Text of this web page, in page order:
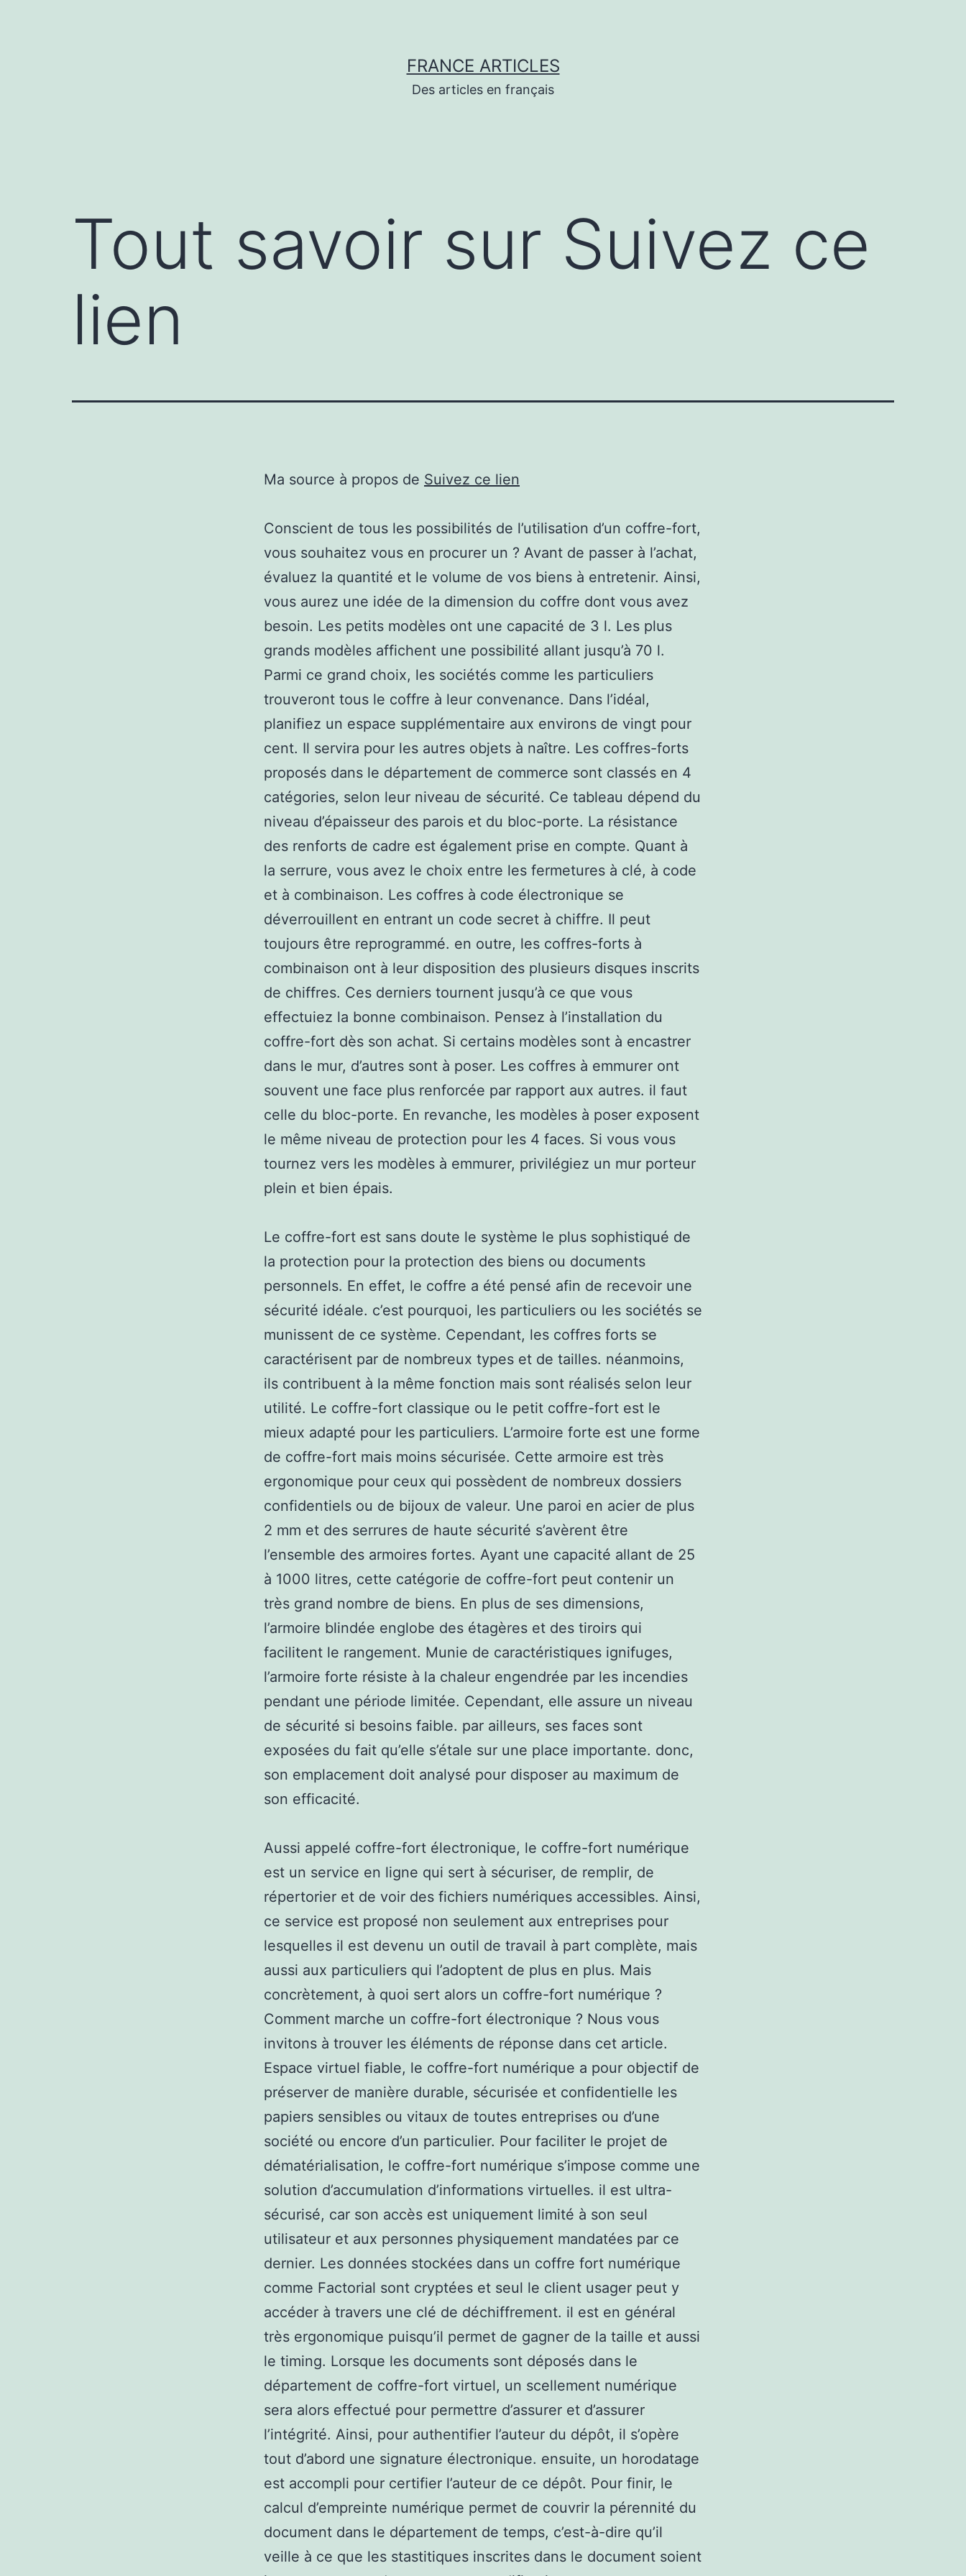
FRANCE ARTICLES
Des articles en français
Tout savoir sur Suivez ce
lien
Ma source à propos de Suivez ce lien
Conscient de tous les possibilités de l’utilisation d’un coffre-fort,
vous souhaitez vous en procurer un ? Avant de passer à l’achat,
évaluez la quantité et le volume de vos biens à entretenir. Ainsi,
vous aurez une idée de la dimension du coffre dont vous avez
besoin. Les petits modèles ont une capacité de 3 l. Les plus
grands modèles affichent une possibilité allant jusqu’à 70 l.
Parmi ce grand choix, les sociétés comme les particuliers
trouveront tous le coffre à leur convenance. Dans l’idéal,
planifiez un espace supplémentaire aux environs de vingt pour
cent. Il servira pour les autres objets à naître. Les coffres-forts
proposés dans le département de commerce sont classés en 4
catégories, selon leur niveau de sécurité. Ce tableau dépend du
niveau d’épaisseur des parois et du bloc-porte. La résistance
des renforts de cadre est également prise en compte. Quant à
la serrure, vous avez le choix entre les fermetures à clé, à code
et à combinaison. Les coffres à code électronique se
déverrouillent en entrant un code secret à chiffre. Il peut
toujours être reprogrammé. en outre, les coffres-forts à
combinaison ont à leur disposition des plusieurs disques inscrits
de chiffres. Ces derniers tournent jusqu’à ce que vous
effectuiez la bonne combinaison. Pensez à l’installation du
coffre-fort dès son achat. Si certains modèles sont à encastrer
dans le mur, d’autres sont à poser. Les coffres à emmurer ont
souvent une face plus renforcée par rapport aux autres. il faut
celle du bloc-porte. En revanche, les modèles à poser exposent
le même niveau de protection pour les 4 faces. Si vous vous
tournez vers les modèles à emmurer, privilégiez un mur porteur
plein et bien épais.
Le coffre-fort est sans doute le système le plus sophistiqué de
la protection pour la protection des biens ou documents
personnels. En effet, le coffre a été pensé afin de recevoir une
sécurité idéale. c’est pourquoi, les particuliers ou les sociétés se
munissent de ce système. Cependant, les coffres forts se
caractérisent par de nombreux types et de tailles. néanmoins,
ils contribuent à la même fonction mais sont réalisés selon leur
utilité. Le coffre-fort classique ou le petit coffre-fort est le
mieux adapté pour les particuliers. L’armoire forte est une forme
de coffre-fort mais moins sécurisée. Cette armoire est très
ergonomique pour ceux qui possèdent de nombreux dossiers
confidentiels ou de bijoux de valeur. Une paroi en acier de plus
2 mm et des serrures de haute sécurité s’avèrent être
l’ensemble des armoires fortes. Ayant une capacité allant de 25
à 1000 litres, cette catégorie de coffre-fort peut contenir un
très grand nombre de biens. En plus de ses dimensions,
l’armoire blindée englobe des étagères et des tiroirs qui
facilitent le rangement. Munie de caractéristiques ignifuges,
l’armoire forte résiste à la chaleur engendrée par les incendies
pendant une période limitée. Cependant, elle assure un niveau
de sécurité si besoins faible. par ailleurs, ses faces sont
exposées du fait qu’elle s’étale sur une place importante. donc,
son emplacement doit analysé pour disposer au maximum de
son efficacité.
Aussi appelé coffre-fort électronique, le coffre-fort numérique
est un service en ligne qui sert à sécuriser, de remplir, de
répertorier et de voir des fichiers numériques accessibles. Ainsi,
ce service est proposé non seulement aux entreprises pour
lesquelles il est devenu un outil de travail à part complète, mais
aussi aux particuliers qui l’adoptent de plus en plus. Mais
concrètement, à quoi sert alors un coffre-fort numérique ?
Comment marche un coffre-fort électronique ? Nous vous
invitons à trouver les éléments de réponse dans cet article.
Espace virtuel fiable, le coffre-fort numérique a pour objectif de
préserver de manière durable, sécurisée et confidentielle les
papiers sensibles ou vitaux de toutes entreprises ou d’une
société ou encore d’un particulier. Pour faciliter le projet de
dématérialisation, le coffre-fort numérique s’impose comme une
solution d’accumulation d’informations virtuelles. il est ultra-
sécurisé, car son accès est uniquement limité à son seul
utilisateur et aux personnes physiquement mandatées par ce
dernier. Les données stockées dans un coffre fort numérique
comme Factorial sont cryptées et seul le client usager peut y
accéder à travers une clé de déchiffrement. il est en général
très ergonomique puisqu’il permet de gagner de la taille et aussi
le timing. Lorsque les documents sont déposés dans le
département de coffre-fort virtuel, un scellement numérique
sera alors effectué pour permettre d’assurer et d’assurer
l’intégrité. Ainsi, pour authentifier l’auteur du dépôt, il s’opère
tout d’abord une signature électronique. ensuite, un horodatage
est accompli pour certifier l’auteur de ce dépôt. Pour finir, le
calcul d’empreinte numérique permet de couvrir la pérennité du
document dans le département de temps, c’est-à-dire qu’il
veille à ce que les stastitiques inscrites dans le document soient